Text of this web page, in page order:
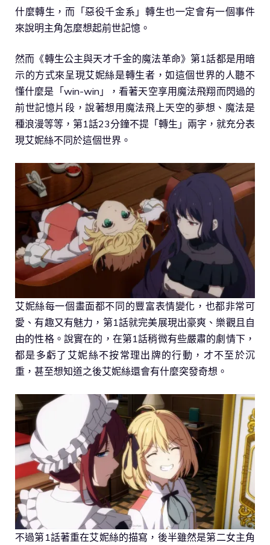
什麼轉生，而「惡役千金系」轉生也一定會有一個事件
來說明主角怎麼想起前世記憶。
然而《轉生公主與天才千金的魔法革命》第1話都是用暗
示的方式來呈現艾妮絲是轉生者，如這個世界的人聽不
懂什麼是「win-win」，看著天空享用魔法飛翔而閃過的
前世記憶片段，說著想用魔法飛上天空的夢想、魔法是
種浪漫等等，第1話23分鐘不提「轉生」兩字，就充分表
現艾妮絲不同於這個世界。
艾妮絲每一個畫面都不同的豐富表情變化，也都非常可
愛、有趣又有魅力，第1話就完美展現出豪爽、樂觀且自
由的性格。說實在的，在第1話稍微有些嚴肅的劇情下，
都是多虧了艾妮絲不按常理出牌的行動，才不至於沉
重，甚至想知道之後艾妮絲還會有什麼突發奇想。
不過第1話著重在艾妮絲的描寫，後半雖然是第二女主角